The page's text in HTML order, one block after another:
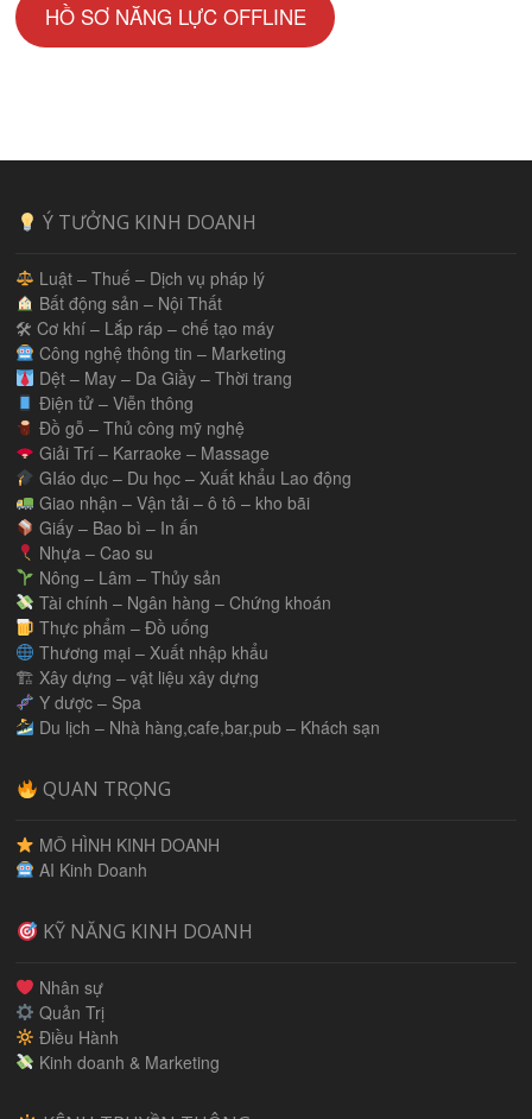
HỒ SƠ NĂNG LỰC OFFLINE
Ý TƯỞNG KINH DOANH
Luật – Thuế – Dịch vụ pháp lý
Bất động sản – Nội Thất
🛠 Cơ khí – Lắp ráp – chế tạo máy
Công nghệ thông tin – Marketing
Dệt – May – Da Giầy – Thời trang
Điện tử – Viễn thông
Đồ gỗ – Thủ công mỹ nghệ
Giải Trí – Karraoke – Massage
GIáo dục – Du học – Xuất khẩu Lao động
Giao nhận – Vận tải – ô tô – kho bãi
Giấy – Bao bì – In ấn
Nhựa – Cao su
Nông – Lâm – Thủy sản
Tài chính – Ngân hàng – Chứng khoán
Thực phẩm – Đồ uống
Thương mại – Xuất nhập khẩu
🏗 Xây dựng – vật liệu xây dựng
Y dược – Spa
Du lịch – Nhà hàng,cafe,bar,pub – Khách sạn
QUAN TRỌNG
MÔ HÌNH KINH DOANH
AI Kinh Doanh
KỸ NĂNG KINH DOANH
Nhân sự
Quản Trị
Điều Hành
Kinh doanh & Marketing